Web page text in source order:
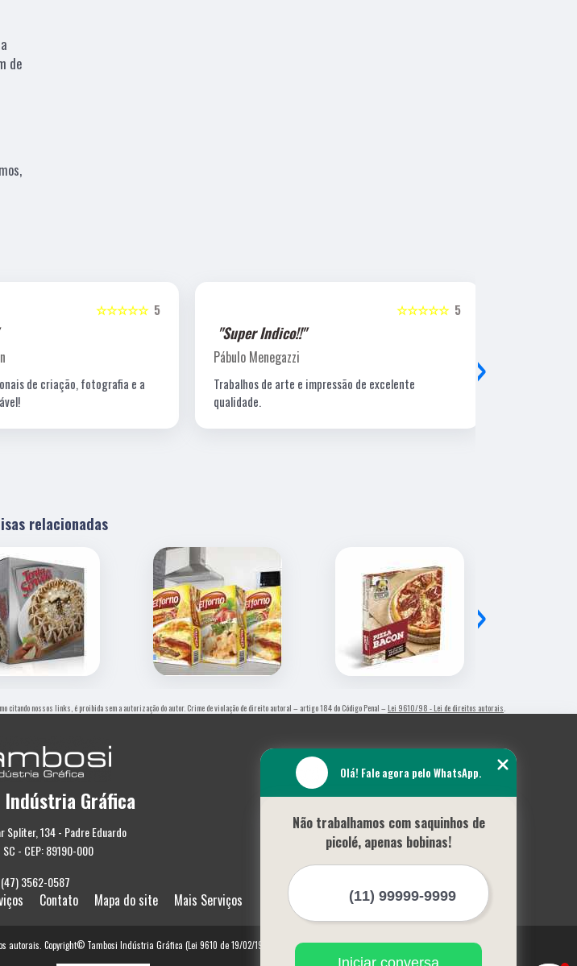
de
5
☆☆☆☆☆
de criação, fotografia e a
5
☆☆☆☆☆
"Super Indico!!"
Pábulo Menegazzi
Trabalhos de arte e impressão de excelente
qualidade.
›
relacionadas
›
citando nossos links, é proibida sem a autorização do autor. Crime de violação de direito autoral – artigo 184 do Código Penal – Lei 9610/98 - Lei de direitos autorais
Indústria Gráfica
Spliter, 134 - Padre Eduardo
SC - CEP: 89190-000
(47) 3562-0587
Contato Mapa do site Mais Serviços
Copyright© Tambosi Indústria Gráfica (Lei 9610 de 19/02/1998)
Olá! Fale agora pelo WhatsApp.
Não trabalhamos com saquinhos de
picolé, apenas bobinas!
Iniciar conversa